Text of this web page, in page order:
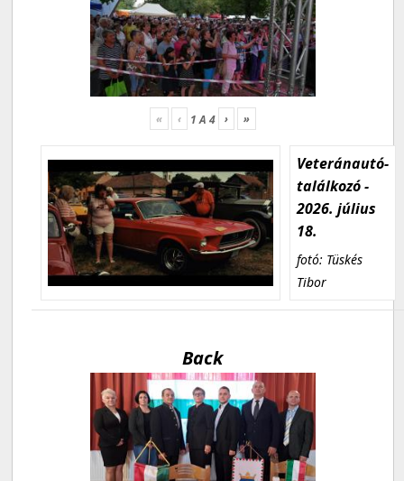
« ‹ 1A 4 › »
Veteránautó-
találkozó -
2026. július
18.
fotó: Tüskés
Tibor
Back